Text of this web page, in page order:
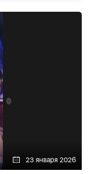
23 января 2026